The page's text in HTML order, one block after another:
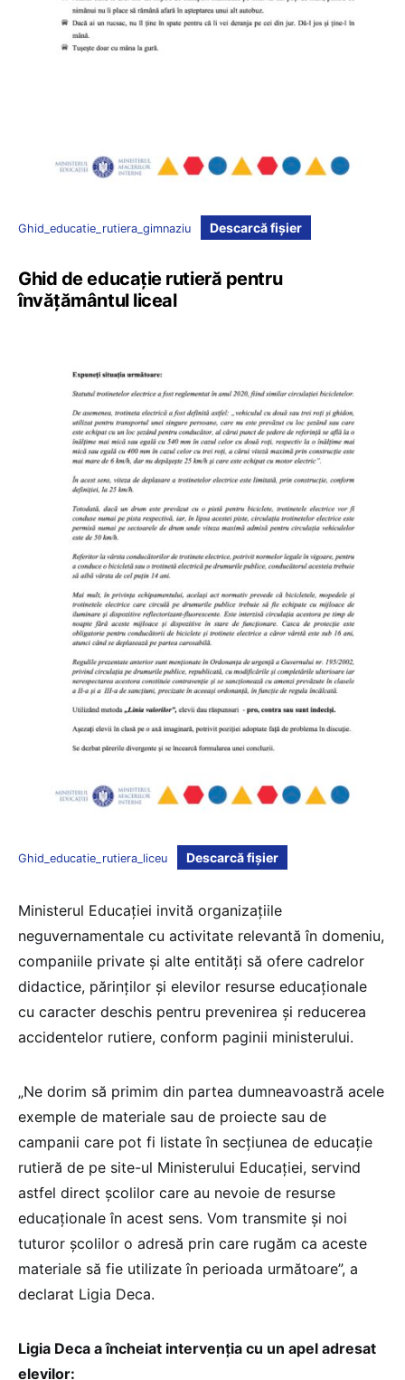
Ghid_educatie_rutiera_gimnaziu Descarcă fișier
Ghid de educație rutieră pentru
învățământul liceal
Ghid_educatie_rutiera_liceu Descarcă fișier
Ministerul Educației invită organizațiile
neguvernamentale cu activitate relevantă în domeniu,
companiile private și alte entități să ofere cadrelor
didactice, părinților și elevilor resurse educaționale
cu caracter deschis pentru prevenirea și reducerea
accidentelor rutiere, conform paginii ministerului.
„Ne dorim să primim din partea dumneavoastră acele
exemple de materiale sau de proiecte sau de
campanii care pot fi listate în secțiunea de educație
rutieră de pe site-ul Ministerului Educației, servind
astfel direct școlilor care au nevoie de resurse
educaționale în acest sens. Vom transmite și noi
tuturor școlilor o adresă prin care rugăm ca aceste
materiale să fie utilizate în perioada următoare”, a
declarat Ligia Deca.
Ligia Deca a încheiat intervenția cu un apel adresat
elevilor: